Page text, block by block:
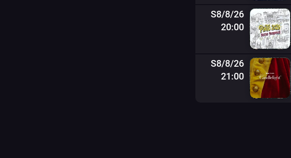
S8/8/26
20:00
S8/8/26
21:00